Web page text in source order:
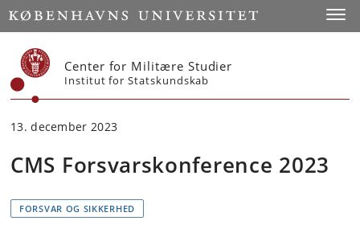
Start
Center for Militære Studier
Institut for Statskundskab
13. december 2023
CMS Forsvarskonference 2023
FORSVAR OG SIKKERHED